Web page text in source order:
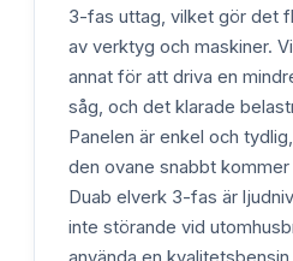
3-fas uttag, vilket gör det
av verktyg och maskiner.
annat för att driva en
såg, och det klarade
Panelen är enkel och
den ovane snabbt
Duab elverk 3-fas är
inte störande vid